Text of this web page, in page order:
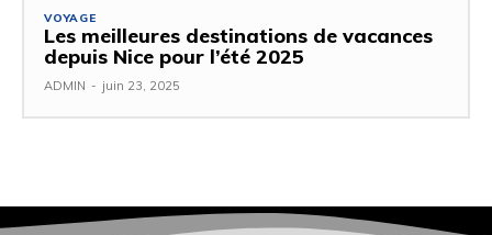
VOYAGE
Les meilleures destinations de vacances
depuis Nice pour l’été 2025
ADMIN - juin 23, 2025